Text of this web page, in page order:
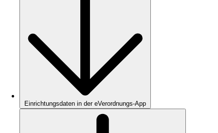
Einrichtungsdaten in der eVerordnungs-App